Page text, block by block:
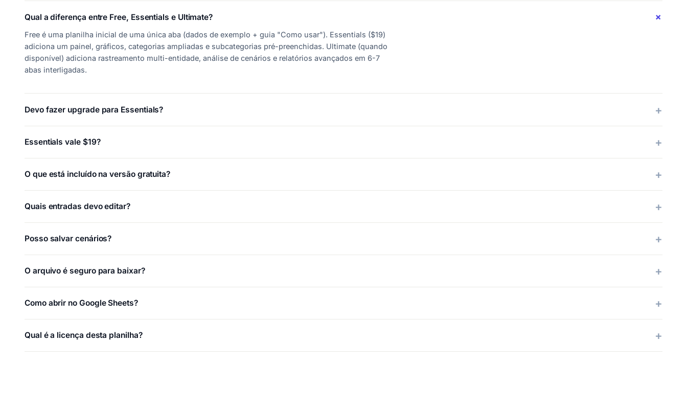
Qual a diferença entre Free, Essentials e Ultimate?
Free é uma planilha inicial de uma única aba (dados de exemplo + guia "Como usar"). Essentials ($19)
adiciona um painel, gráficos, categorias ampliadas e subcategorias pré-preenchidas. Ultimate (quando
disponível) adiciona rastreamento multi-entidade, análise de cenários e relatórios avançados em 6-7
abas interligadas.
Devo fazer upgrade para Essentials?
Essentials vale $19?
O que está incluído na versão gratuita?
Quais entradas devo editar?
Posso salvar cenários?
O arquivo é seguro para baixar?
Como abrir no Google Sheets?
Qual é a licença desta planilha?